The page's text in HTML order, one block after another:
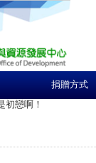
捐贈方式
初戀啊！